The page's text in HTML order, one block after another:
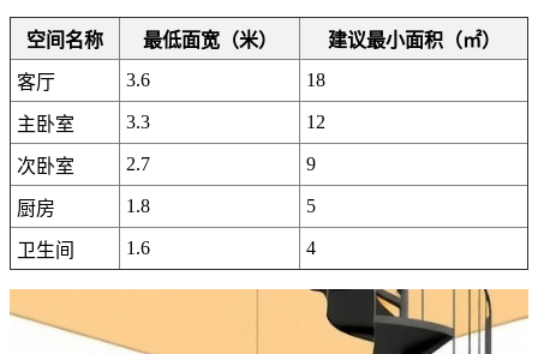
空间名称 最低面宽（米） 建议最小面积（㎡）
客厅 3.6 18
主卧室 3.3 12
次卧室 2.7 9
厨房 1.8 5
卫生间 1.6 4